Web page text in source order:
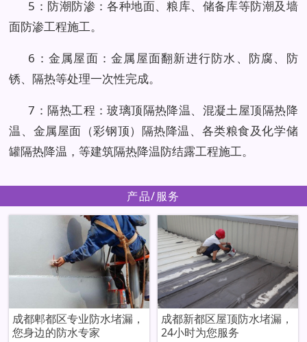
5：防潮防渗：各种地面、粮库、储备库等防潮及墙
面防渗工程施工。
6：金属屋面：金属屋面翻新进行防水、防腐、防
锈、隔热等处理一次性完成。
7：隔热工程：玻璃顶隔热降温、混凝土屋顶隔热降
温、金属屋面（彩钢顶）隔热降温、各类粮食及化学储
罐隔热降温，等建筑隔热降温防结露工程施工。
产品/服务
成都郫都区专业防水堵漏，
您身边的防水专家
成都新都区屋顶防水堵漏，
24小时为您服务